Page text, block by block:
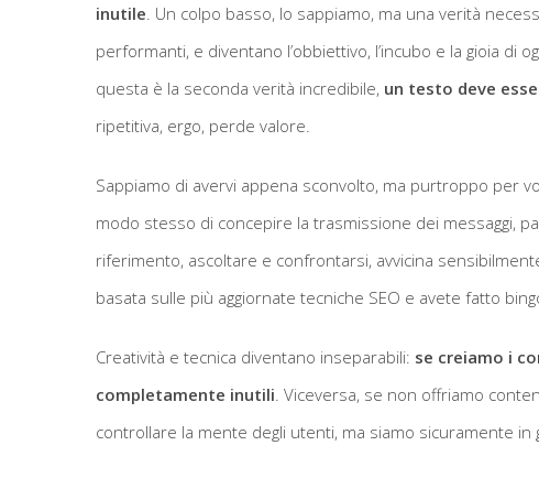
inutile . Un colpo basso, lo sappiamo, ma una verità
performanti, e diventano l’obbiettivo, l’incubo e la gioia di
questa è la seconda verità incredibile, un testo deve
ripetitiva, ergo, perde valore.
Sappiamo di avervi appena sconvolto, ma purtroppo per
modo stesso di concepire la trasmissione dei messaggi,
riferimento, ascoltare e confrontarsi, avvicina
basata sulle più aggiornate tecniche SEO e avete fatto
Creatività e tecnica diventano inseparabili: se creiamo i
completamente inutili . Viceversa, se non offriamo
controllare la mente degli utenti, ma siamo sicuramente